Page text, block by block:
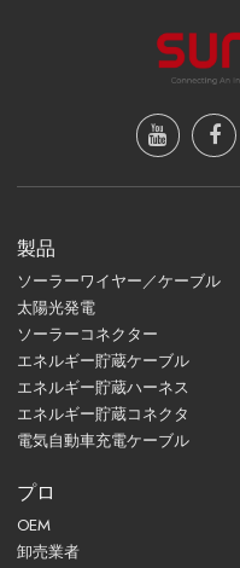
製品
ソーラーワイヤー／ケーブル
太陽光発電
ソーラーコネクター
エネルギー貯蔵ケーブル
エネルギー貯蔵ハーネス
エネルギー貯蔵コネクタ
電気自動車充電ケーブル
プロ
OEM
卸売業者